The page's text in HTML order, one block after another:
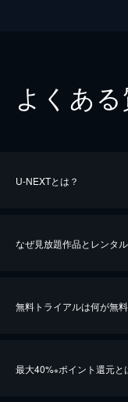
よくあ
U-NEXTとは？
なぜ見放題作品とレンタ
無料トライアルは何が無料
最大40%※ポイント還元と